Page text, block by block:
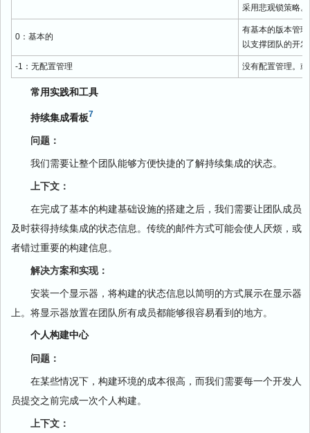
采用悲观锁策略
0：基本的
有基本的版本管
以支撑团队的开
-1：无配置管理 没有配置管理。
常用实践和工具
持续集成看板7
问题：
我们需要让整个团队能够方便快捷的了解持续集成的状态。
上下文：
在完成了基本的构建基础设施的搭建之后，我们需要让团队成员
及时获得持续集成的状态信息。传统的邮件方式可能会使人厌烦，或
者错过重要的构建信息。
解决方案和实现：
安装一个显示器，将构建的状态信息以简明的方式展示在显示器
上。将显示器放置在团队所有成员都能够很容易看到的地方。
个人构建中心
问题：
在某些情况下，构建环境的成本很高，而我们需要每一个开发人
员提交之前完成一次个人构建。
上下文：